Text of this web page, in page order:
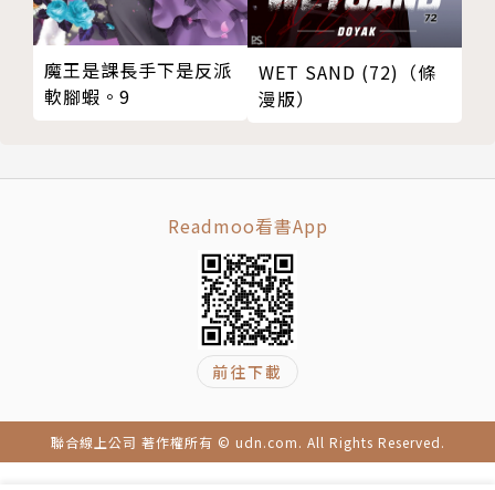
魔王是課長手下是反派
軟腳蝦。9
WET SAND (72)（條
漫版）
Readmoo看書App
前往下載
聯合線上公司 著作權所有 © udn.com. All Rights Reserved.